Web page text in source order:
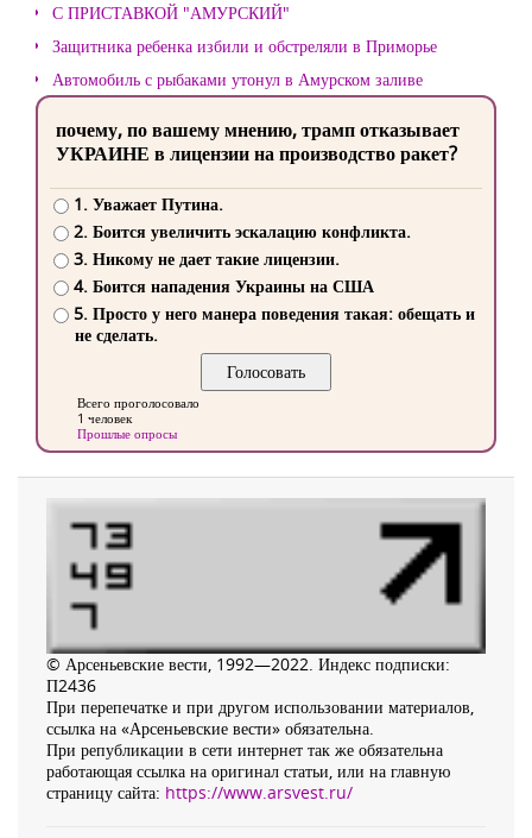
С ПРИСТАВКОЙ "АМУРСКИЙ"
Защитника ребенка избили и обстреляли в Приморье
Автомобиль с рыбаками утонул в Амурском заливе
почему, по вашему мнению, трамп отказывает
УКРАИНЕ в лицензии на производство ракет?
1. Уважает Путина.
2. Боится увеличить эскалацию конфликта.
3. Никому не дает такие лицензии.
4. Боится нападения Украины на США
5. Просто у него манера поведения такая: обещать и
не сделать.
Всего проголосовало
1 человек
Прошлые опросы
© Арсеньевские вести, 1992—2022. Индекс подписки:
П2436
При перепечатке и при другом использовании материалов,
ссылка на «Арсеньевские вести» обязательна.
При републикации в сети интернет так же обязательна
работающая ссылка на оригинал статьи, или на главную
страницу сайта: https://www.arsvest.ru/